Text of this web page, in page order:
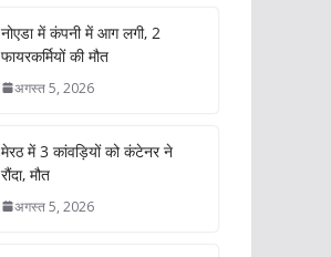
नोएडा में कंपनी में आग लगी, 2
फायरकर्मियों की मौत
अगस्त 5, 2026
मेरठ में 3 कांवड़ियों को कंटेनर ने
रौंदा, मौत
अगस्त 5, 2026